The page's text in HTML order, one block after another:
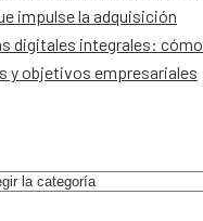
impulse la adquisición
digitales integrales: cómo
y objetivos empresariales